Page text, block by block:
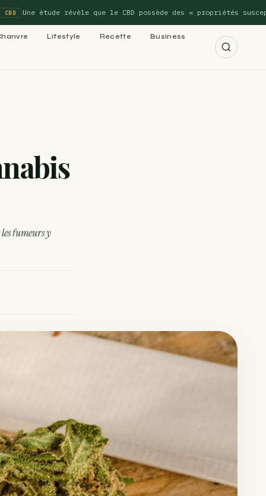
Une étude révèle que le CBD possède des « propriétés
Lifestyle Recette Business
: le
fumeurs y